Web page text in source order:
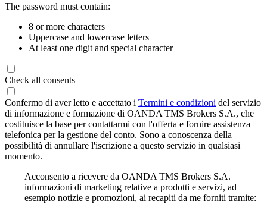
The password must contain:
8 or more characters
Uppercase and lowercase letters
At least one digit and special character
Check all consents
Confermo di aver letto e accettato i Termini e condizioni del servizio
di informazione e formazione di OANDA TMS Brokers S.A., che
costituisce la base per contattarmi con l'offerta e fornire assistenza
telefonica per la gestione del conto. Sono a conoscenza della
possibilità di annullare l'iscrizione a questo servizio in qualsiasi
momento.
Acconsento a ricevere da OANDA TMS Brokers S.A.
informazioni di marketing relative a prodotti e servizi, ad
esempio notizie e promozioni, ai recapiti da me forniti tramite: